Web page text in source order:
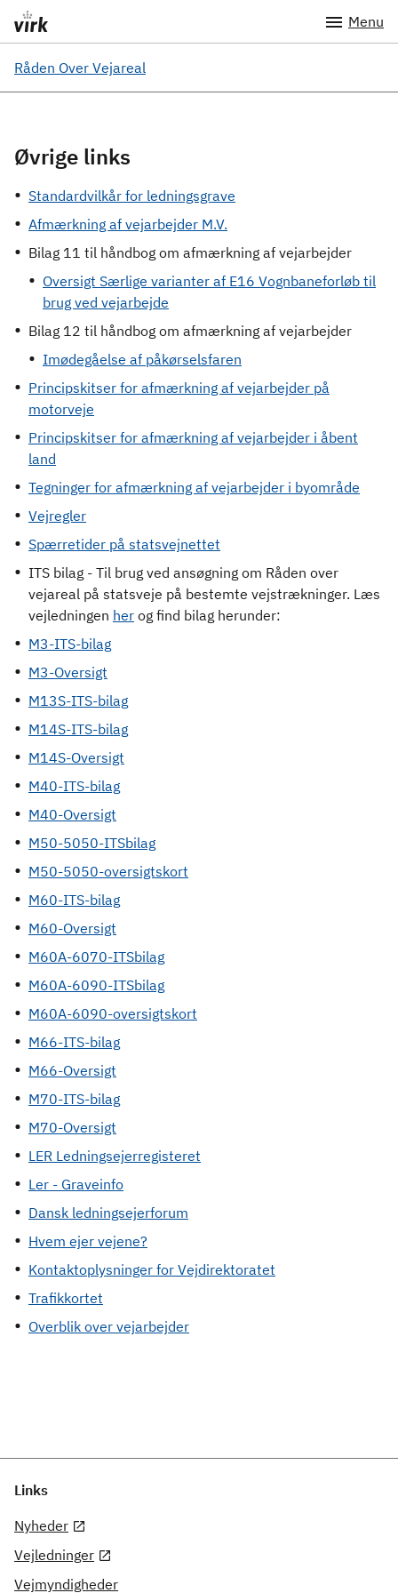
Menu
Råden Over Vejareal
Øvrige links
Standardvilkår for ledningsgrave
Afmærkning af vejarbejder M.V.
Bilag 11 til håndbog om afmærkning af vejarbejder
Oversigt Særlige varianter af E16 Vognbaneforløb til
brug ved vejarbejde
Bilag 12 til håndbog om afmærkning af vejarbejder
Imødegåelse af påkørselsfaren
Principskitser for afmærkning af vejarbejder på
motorveje
Principskitser for afmærkning af vejarbejder i åbent
land
Tegninger for afmærkning af vejarbejder i byområde
Vejregler
Spærretider på statsvejnettet
ITS bilag - Til brug ved ansøgning om Råden over
vejareal på statsveje på bestemte vejstrækninger. Læs
vejledningen her og find bilag herunder:
M3-ITS-bilag
M3-Oversigt
M13S-ITS-bilag
M14S-ITS-bilag
M14S-Oversigt
M40-ITS-bilag
M40-Oversigt
M50-5050-ITSbilag
M50-5050-oversigtskort
M60-ITS-bilag
M60-Oversigt
M60A-6070-ITSbilag
M60A-6090-ITSbilag
M60A-6090-oversigtskort
M66-ITS-bilag
M66-Oversigt
M70-ITS-bilag
M70-Oversigt
LER Ledningsejerregisteret
Ler - Graveinfo
Dansk ledningsejerforum
Hvem ejer vejene?
Kontaktoplysninger for Vejdirektoratet
Trafikkortet
Overblik over vejarbejder
Links
Nyheder
Vejledninger
Vejmyndigheder